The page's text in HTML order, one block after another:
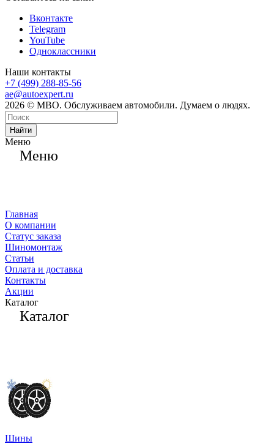
Вконтакте
Telegram
YouTube
Одноклассники
Наши контакты
+7 (499) 288-85-56
ae@autoexpert.ru
2026 © МВО. Обслуживаем автомобили. Думаем о людях.
Найти
Меню
Меню
Главная
О компании
Статус заказа
Шиномонтаж
Статьи
Оплата и доставка
Контакты
Акции
Каталог
Каталог
Шины